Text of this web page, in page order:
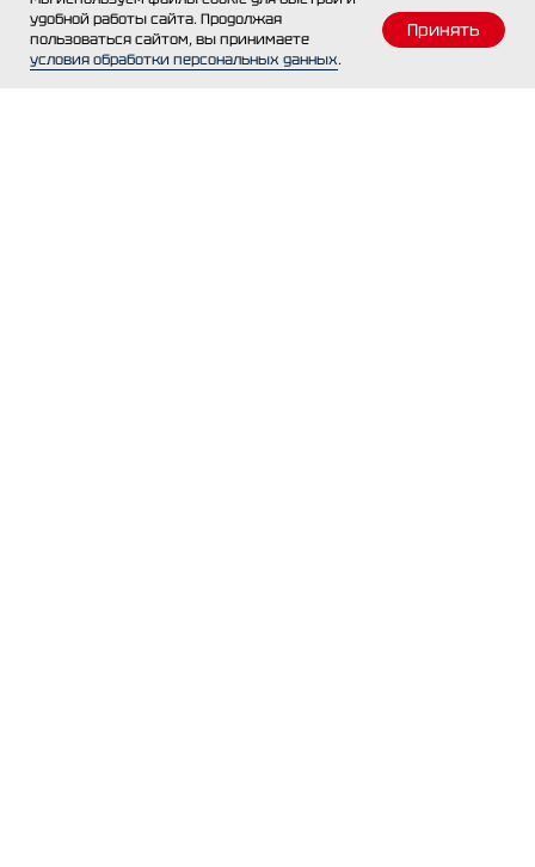
удобной работы сайта. Продолжая
пользоваться сайтом, вы принимаете
условия обработки персональных данных.
Принять